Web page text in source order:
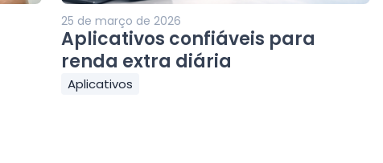
25 de março de 2026
Aplicativos confiáveis para
renda extra diária
Aplicativos